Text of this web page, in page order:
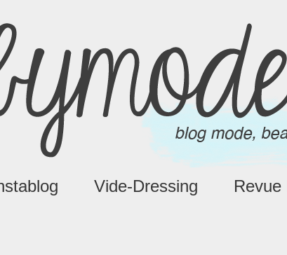
Vide-Dressing